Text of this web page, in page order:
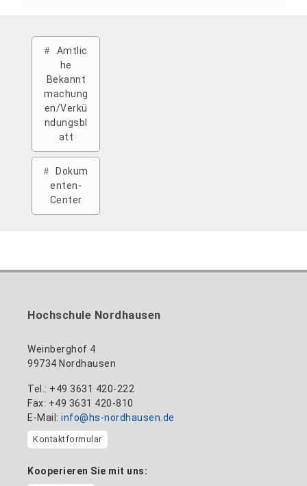
Amtlic
he
Bekannt
machung
en/Verkü
ndungsbl
att
Dokum
enten-
Center
Hochschule Nordhausen
Weinberghof 4
99734 Nordhausen
Tel.: +49 3631 420-222
Fax: +49 3631 420-810
E-Mail: info@hs-nordhausen.de
Kontaktformular
Kooperieren Sie mit uns: